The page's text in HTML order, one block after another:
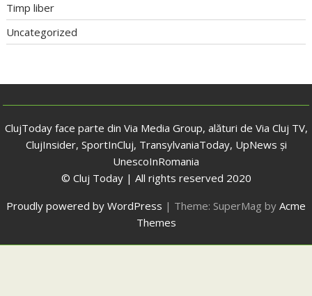
Timp liber
Uncategorized
ClujToday face parte din Via Media Group, alături de Via Cluj TV,
ClujInsider, SportInCluj, TransylvaniaToday, UpNews și
UnescoInRomania
© Cluj Today | All rights reserved 2020
Proudly powered by WordPress | Theme: SuperMag by Acme
Themes